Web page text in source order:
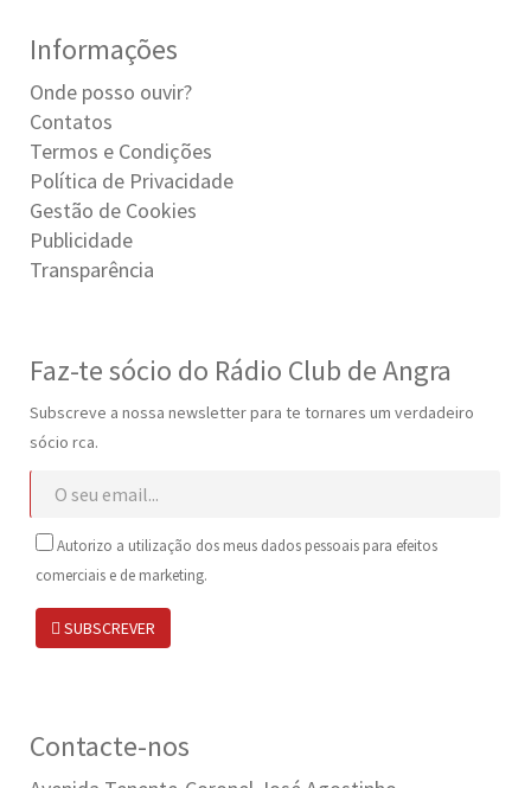
Informações
Onde posso ouvir?
Contatos
Termos e Condições
Política de Privacidade
Gestão de Cookies
Publicidade
Transparência
Faz-te sócio do Rádio Club de Angra
Subscreve a nossa newsletter para te tornares um verdadeiro
sócio rca.
Autorizo a utilização dos meus dados pessoais para efeitos
comerciais e de marketing.
SUBSCREVER
Contacte-nos